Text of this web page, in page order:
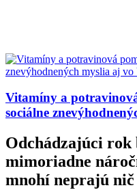
Vitamíny a
sociálne
Odchádzajúci rok
mimoriadne
mnohí neprajú